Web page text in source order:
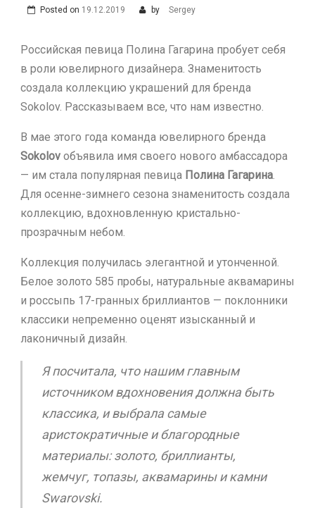
Posted on 19.12.2019 by Sergey
Российская певица Полина Гагарина пробует себя
в роли ювелирного дизайнера. Знаменитость
создала коллекцию украшений для бренда
Sokolov. Рассказываем все, что нам известно.
В мае этого года команда ювелирного бренда
Sokolov объявила имя своего нового амбассадора
— им стала популярная певица Полина Гагарина.
Для осенне-зимнего сезона знаменитость создала
коллекцию, вдохновленную кристально-
прозрачным небом.
Коллекция получилась элегантной и утонченной.
Белое золото 585 пробы, натуральные аквамарины
и россыпь 17-гранных бриллиантов — поклонники
классики непременно оценят изысканный и
лаконичный дизайн.
Я посчитала, что нашим главным
источником вдохновения должна быть
классика, и выбрала самые
аристократичные и благородные
материалы: золото, бриллианты,
жемчуг, топазы, аквамарины и камни
Swarovski.